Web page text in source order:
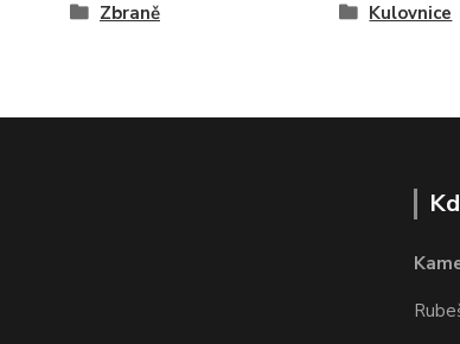
Zbraně Kulovnice